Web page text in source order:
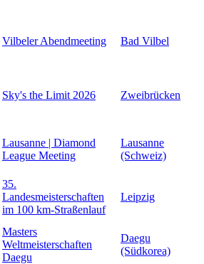
Vilbeler Abendmeeting Bad Vilbel
Sky's the Limit 2026 Zweibrücken
Lausanne | Diamond
League Meeting
Lausanne
(Schweiz)
35.
Landesmeisterschaften
im 100 km-Straßenlauf
Leipzig
Masters
Weltmeisterschaften
Daegu
Daegu
(Südkorea)